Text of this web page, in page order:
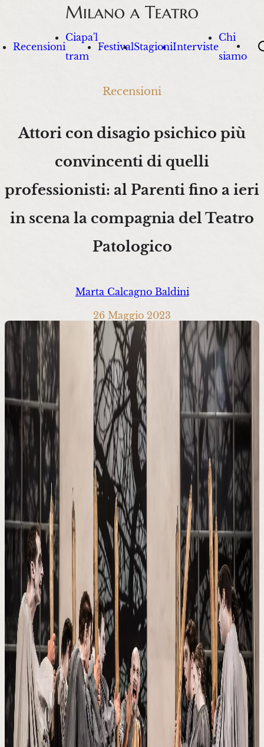
Recensioni
Ciapa'l
tram
FestivalStagioniInterviste
Chi
siamo
Attori con disagio psichico più
convincenti di quelli
professionisti: al Parenti fino a ieri
in scena la compagnia del Teatro
Patologico
Marta Calcagno Baldini
26 Maggio 2023
Recensioni